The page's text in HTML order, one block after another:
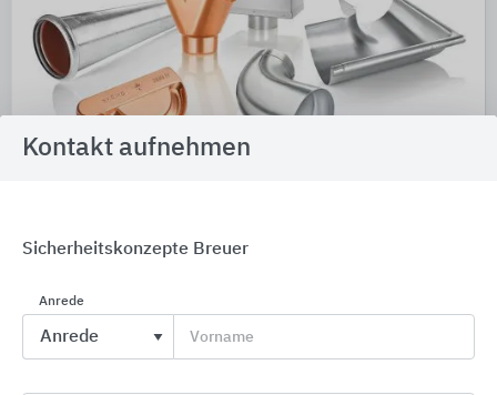
GRÖMO Dachentwässerungszubehör
Kontakt aufnehmen
Sicherheitskonzepte Breuer
Anrede
Vorname